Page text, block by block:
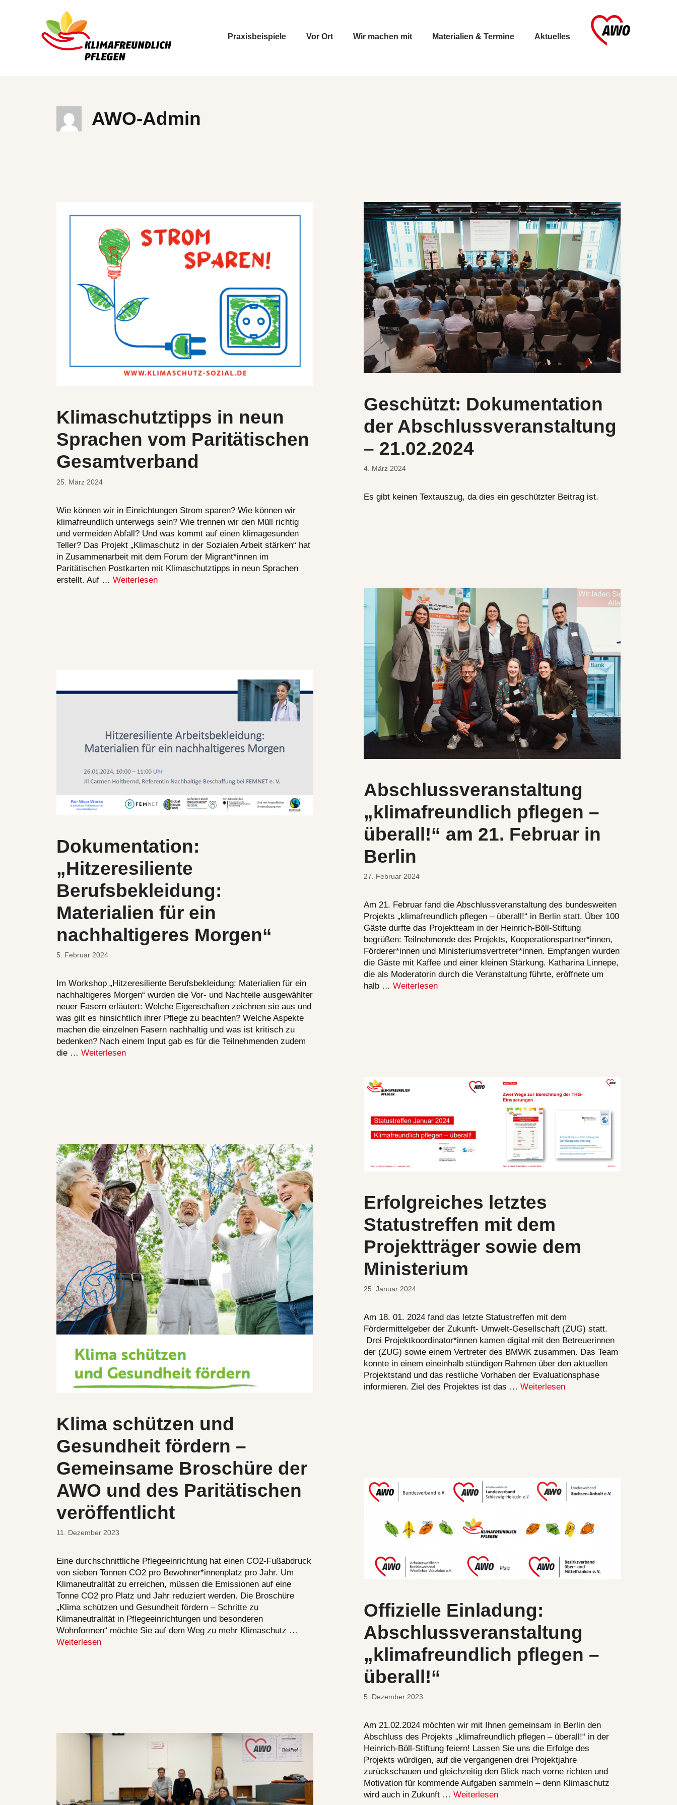
Praxisbeispiele Vor Ort Wir machen mit Materialien & Termine Aktuelles
AWO-Admin
Klimaschutztipps in neun
Sprachen vom Paritätischen
Gesamtverband
25. März 2024
Wie können wir in Einrichtungen Strom sparen? Wie können wir
klimafreundlich unterwegs sein? Wie trennen wir den Müll richtig
und vermeiden Abfall? Und was kommt auf einen klimagesunden
Teller? Das Projekt „Klimaschutz in der Sozialen Arbeit stärken“ hat
in Zusammenarbeit mit dem Forum der Migrant*innen im
Paritätischen Postkarten mit Klimaschutztipps in neun Sprachen
erstellt. Auf … Weiterlesen
Geschützt: Dokumentation
der Abschlussveranstaltung
– 21.02.2024
4. März 2024
Es gibt keinen Textauszug, da dies ein geschützter Beitrag ist.
Abschlussveranstaltung
„klimafreundlich pflegen –
überall!“ am 21. Februar in
Berlin
27. Februar 2024
Am 21. Februar fand die Abschlussveranstaltung des bundesweiten
Projekts „klimafreundlich pflegen – überall!“ in Berlin statt. Über 100
Gäste durfte das Projektteam in der Heinrich-Böll-Stiftung
begrüßen: Teilnehmende des Projekts, Kooperationspartner*innen,
Förderer*innen und Ministeriumsvertreter*innen. Empfangen wurden
die Gäste mit Kaffee und einer kleinen Stärkung. Katharina Linnepe,
die als Moderatorin durch die Veranstaltung führte, eröffnete um
halb … Weiterlesen
Dokumentation:
„Hitzeresiliente
Berufsbekleidung:
Materialien für ein
nachhaltigeres Morgen“
5. Februar 2024
Im Workshop „Hitzeresiliente Berufsbekleidung: Materialien für ein
nachhaltigeres Morgen“ wurden die Vor- und Nachteile ausgewählter
neuer Fasern erläutert: Welche Eigenschaften zeichnen sie aus und
was gilt es hinsichtlich ihrer Pflege zu beachten? Welche Aspekte
machen die einzelnen Fasern nachhaltig und was ist kritisch zu
bedenken? Nach einem Input gab es für die Teilnehmenden zudem
die … Weiterlesen
Erfolgreiches letztes
Statustreffen mit dem
Projektträger sowie dem
Ministerium
25. Januar 2024
Am 18. 01. 2024 fand das letzte Statustreffen mit dem
Fördermittelgeber der Zukunft- Umwelt-Gesellschaft (ZUG) statt.
Drei Projektkoordinator*innen kamen digital mit den Betreuerinnen
der (ZUG) sowie einem Vertreter des BMWK zusammen. Das Team
konnte in einem eineinhalb stündigen Rahmen über den aktuellen
Projektstand und das restliche Vorhaben der Evaluationsphase
informieren. Ziel des Projektes ist das … Weiterlesen
Klima schützen und
Gesundheit fördern –
Gemeinsame Broschüre der
AWO und des Paritätischen
veröffentlicht
11. Dezember 2023
Eine durchschnittliche Pflegeeinrichtung hat einen CO2-Fußabdruck
von sieben Tonnen CO2 pro Bewohner*innenplatz pro Jahr. Um
Klimaneutralität zu erreichen, müssen die Emissionen auf eine
Tonne CO2 pro Platz und Jahr reduziert werden. Die Broschüre
„Klima schützen und Gesundheit fördern – Schritte zu
Klimaneutralität in Pflegeeinrichtungen und besonderen
Wohnformen“ möchte Sie auf dem Weg zu mehr Klimaschutz …
Weiterlesen
Offizielle Einladung:
Abschlussveranstaltung
„klimafreundlich pflegen –
überall!“
5. Dezember 2023
Am 21.02.2024 möchten wir mit Ihnen gemeinsam in Berlin den
Abschluss des Projekts „klimafreundlich pflegen – überall!“ in der
Heinrich-Böll-Stiftung feiern! Lassen Sie uns die Erfolge des
Projekts würdigen, auf die vergangenen drei Projektjahre
zurückschauen und gleichzeitig den Blick nach vorne richten und
Motivation für kommende Aufgaben sammeln – denn Klimaschutz
wird auch in Zukunft … Weiterlesen